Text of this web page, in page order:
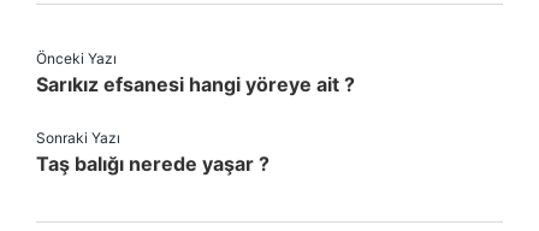
Önceki Yazı
Sarıkız efsanesi hangi yöreye ait ?
Sonraki Yazı
Taş balığı nerede yaşar ?